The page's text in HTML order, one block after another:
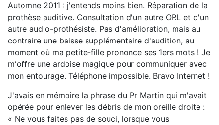
Automne 2011 : j'entends moins bien. Réparation de la
prothèse auditive. Consultation d'un autre ORL et d'un
autre audio-prothésiste. Pas d'amélioration, mais au
contraire une baisse supplémentaire d'audition, au
moment où ma petite-fille prononce ses 1ers mots ! Je
m'offre une ardoise magique pour communiquer avec
mon entourage. Téléphone impossible. Bravo Internet !
J'avais en mémoire la phrase du Pr Martin qui m'avait
opérée pour enlever les débris de mon oreille droite :
« Ne vous faites pas de souci, lorsque vous